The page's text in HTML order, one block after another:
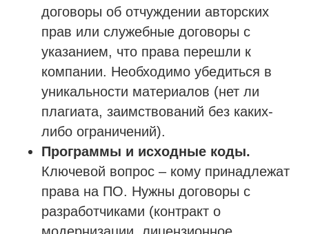
договоры об отчуждении авторских
прав или служебные договоры с
указанием, что права перешли к
компании. Необходимо убедиться в
уникальности материалов (нет ли
плагиата, заимствований без каких-
либо ограничений).
Программы и исходные коды.
Ключевой вопрос – кому принадлежат
права на ПО. Нужны договоры с
разработчиками (контракт о